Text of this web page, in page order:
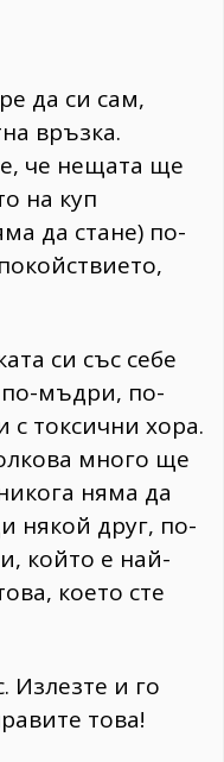
да си сам,
връзка.
че нещата ще
на куп
да стане) по-
си със себе
мъдри, по-
токсични хора.
много ще
няма да
някой друг, по-
който е най-
което сте
Излезте и го
това!